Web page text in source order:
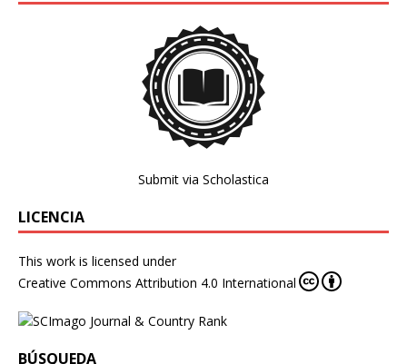
Submit via Scholastica
LICENCIA
This work is licensed under
Creative Commons Attribution 4.0 International
BÚSQUEDA